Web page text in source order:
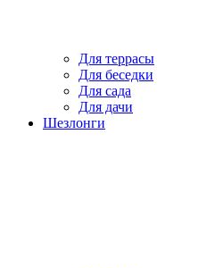
Для террасы
Для беседки
Для сада
Для дачи
Шезлонги